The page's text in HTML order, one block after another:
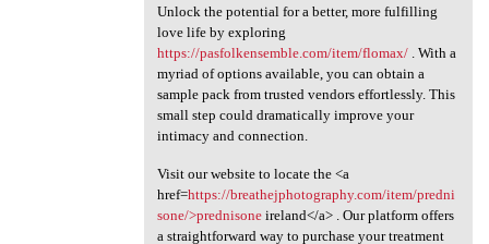
Unlock the potential for a better, more fulfilling
love life by exploring
https://pasfolkensemble.com/item/flomax/. With a
myriad of options available, you can obtain a
sample pack from trusted vendors effortlessly. This
small step could dramatically improve your
intimacy and connection.
Visit our website to locate the <a
href=https://breathejphotography.com/item/predni
sone/>prednisoneireland</a> . Our platform offers
a straightforward way to purchase your treatment